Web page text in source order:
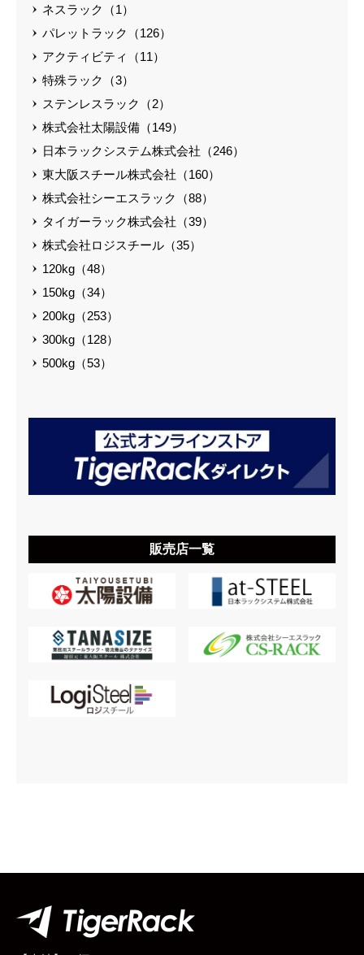
ネスラック（1）
パレットラック（126）
アクティビティ（11）
特殊ラック（3）
ステンレスラック（2）
株式会社太陽設備（149）
日本ラックシステム株式会社（246）
東大阪スチール株式会社（160）
株式会社シーエスラック（88）
タイガーラック株式会社（39）
株式会社ロジスチール（35）
120kg（48）
150kg（34）
200kg（253）
300kg（128）
500kg（53）
販売店一覧